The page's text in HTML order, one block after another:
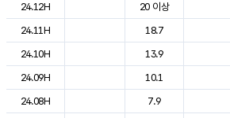
24.12H
20 이상
24.11H
18.7
24.10H
13.9
24.09H
10.1
24.08H
7.9